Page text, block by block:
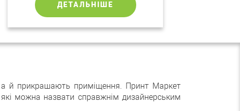
ДЕТАЛЬНІШЕ
а й прикрашають приміщення. Принт Маркет
можна назвати справжнім дизайнерським